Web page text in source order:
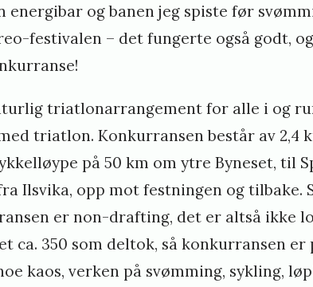
energibar og banen jeg spiste før
festivalen – det fungerte også godt,
triatlonarrangement for alle i og
triatlon. Konkurransen består av 2,4
på 50 km om ytre Byneset, til
Ilsvika, opp mot festningen og tilbake.
er non-drafting, det er altså ikke
ca. 350 som deltok, så konkurransen er
kaos, verken på svømming, sykling,